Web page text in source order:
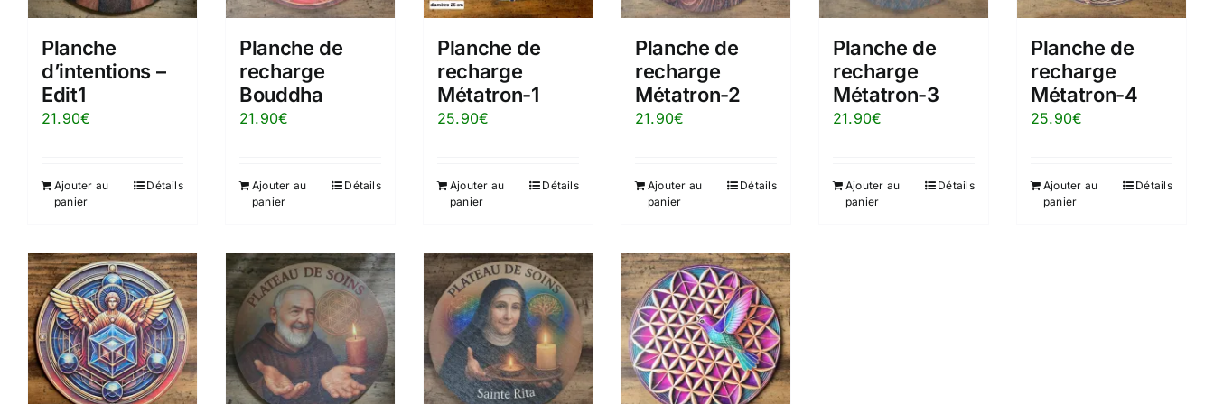
Planche
d’intentions –
Edit1
21.90€
Ajouter au
panier
Détails
Planche de
recharge
Bouddha
21.90€
Ajouter au
panier
Détails
Planche de
recharge
Métatron-1
25.90€
Ajouter au
panier
Détails
Planche de
recharge
Métatron-2
21.90€
Ajouter au
panier
Détails
Planche de
recharge
Métatron-3
21.90€
Ajouter au
panier
Détails
Planche de
recharge
Métatron-4
25.90€
Ajouter au
panier
Détails